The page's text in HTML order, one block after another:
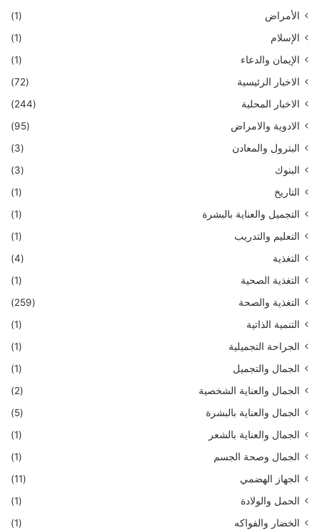
الأمراض
(1)
الإسلام
(1)
الإيمان والدعاء
(1)
الاخبار الرئيسية
(72)
الاخبار المحلية
(244)
الادوية والامراض
(95)
البترول والمعادن
(3)
البنوك
(3)
التاريخ
(1)
التجميل والعناية بالبشرة
(1)
التعليم والتدريب
(1)
التغذية
(4)
التغذية الصحية
(1)
التغذية والصحة
(259)
التنمية الذاتية
(1)
الجراحة التجميلية
(1)
الجمال والتجميل
(1)
الجمال والعناية الشخصية
(2)
الجمال والعناية بالبشرة
(5)
الجمال والعناية بالشعر
(1)
الجمال وصحة الجسم
(1)
الجهاز الهضمي
(11)
الحمل والولادة
(1)
الخضار والفواكه
(1)